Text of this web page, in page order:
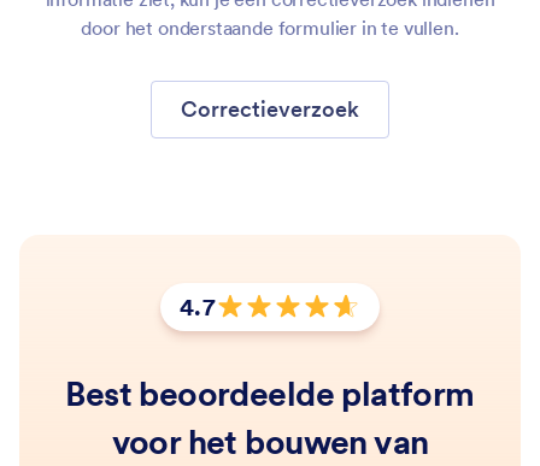
door het onderstaande formulier in te vullen.
Correctieverzoek
4.7
Beoordeling: 4,7 van 5 sterren
Best beoordeelde platform
voor het bouwen van